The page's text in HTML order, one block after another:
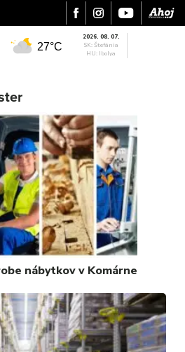
REGIÓN
ŠPORT
KULTÚRA
FOTKY
VIDEO
MIX
27°C
2026. 08. 07.
SK: Štefánia
HU: Ibolya
nábytkov v Komárne